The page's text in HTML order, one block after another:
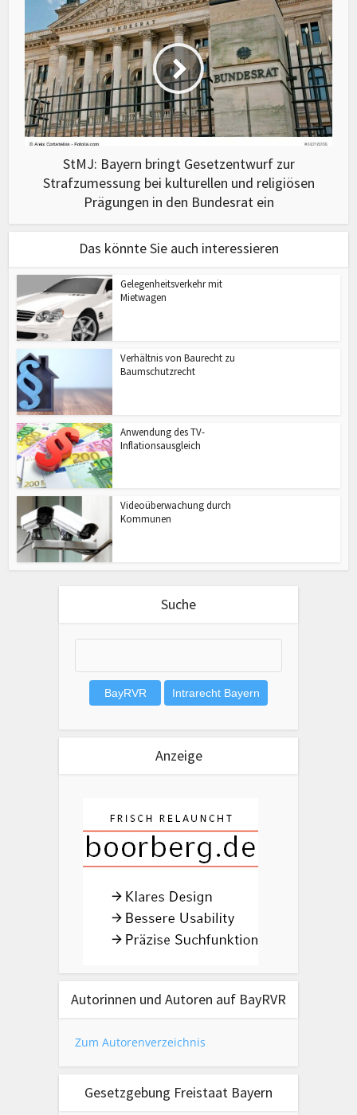
StMJ: Bayern bringt Gesetzentwurf zur
Strafzumessung bei kulturellen und religiösen
Prägungen in den Bundesrat ein
Das könnte Sie auch interessieren
Gelegenheitsverkehr mit
Mietwagen
Verhältnis von Baurecht zu
Baumschutzrecht
Anwendung des TV-
Inflationsausgleich
Videoüberwachung durch
Kommunen
Suche
Anzeige
Autorinnen und Autoren auf BayRVR
Zum Autorenverzeichnis
Gesetzgebung Freistaat Bayern